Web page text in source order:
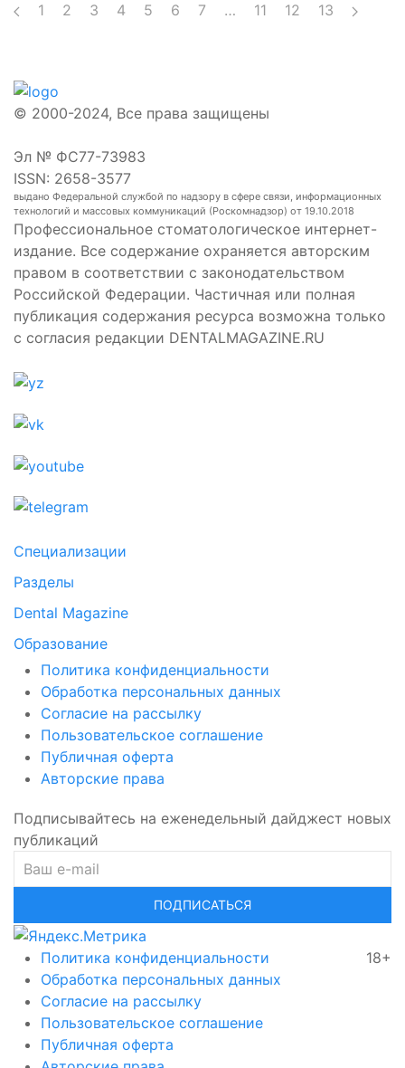
1 2 3 4 5 6 7 … 11 12 13
© 2000-2024, Все права защищены
Эл № ФС77-73983
ISSN: 2658-3577
выдано Федеральной службой по надзору в сфере связи, информационных
технологий и массовых коммуникаций (Роскомнадзор) от 19.10.2018
Профессиональное стоматологическое интернет-
издание. Все содержание охраняется авторским
правом в соответствии с законодательством
Российской Федерации. Частичная или полная
публикация содержания ресурса возможна только
с согласия редакции DENTALMAGAZINE.RU
Специализации
Разделы
Dental Magazine
Образование
Политика конфиденциальности
Обработка персональных данных
Согласие на рассылку
Пользовательское соглашение
Публичная оферта
Авторские права
Подписывайтесь на еженедельный дайджест новых
публикаций
ПОДПИСАТЬСЯ
Политика конфиденциальности
Обработка персональных данных
Согласие на рассылку
Пользовательское соглашение
Публичная оферта
18+